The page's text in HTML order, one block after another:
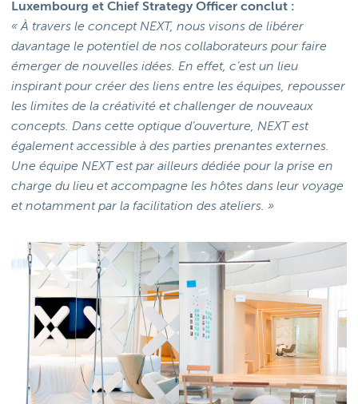
Luxembourg et Chief Strategy Officer conclut :
« À travers le concept NEXT, nous visons de libérer
davantage le potentiel de nos collaborateurs pour faire
émerger de nouvelles idées. En effet, c’est un lieu
inspirant pour créer des liens entre les équipes, repousser
les limites de la créativité et challenger de nouveaux
concepts. Dans cette optique d’ouverture, NEXT est
également accessible à des parties prenantes externes.
Une équipe NEXT est par ailleurs dédiée pour la prise en
charge du lieu et accompagne les hôtes dans leur voyage
et notamment par la facilitation des ateliers. »